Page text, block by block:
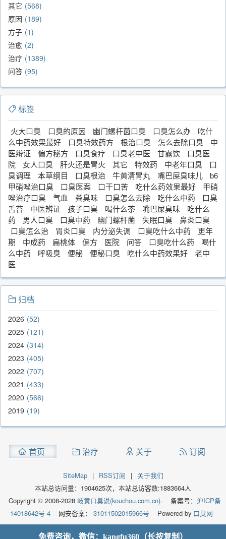
其它 568
原因 189
方子 1
治愈 2
治疗 1389
问答 95
标签
火大口臭 口臭的原因 幽门螺杆菌口臭 口臭怎么办
吃什
么中药效果最好
口臭特效药方 根治口臭 怎么去除口臭
中
医辩证
偏方秘方 口臭食疗 口臭老中医 甘露饮
口臭医
院
女人口臭 肝火还是胃火 其它 特效药 中老年口臭
口
臭调理
本草纲目 口臭根治 牛黄清胃丸 嘴巴屎臭味儿
b6
甲硝唑治口臭
口臭医案 口干口苦 吃什么药效果最好
甲硝
唑治疗口臭
气血 粪臭味 口臭怎么去除 吃什么中药
口臭
舌苔
中医辨证 孩子口臭 喝什么茶 嘴巴屎臭味
吃什么
药
男人口臭 口臭中药 幽门螺杆菌 失眠口臭
鼻炎口臭
口臭怎么治
胃炎口臭 内分泌失调 口臭吃什么中药
更年
期
中成药 扁桃体 偏方 医院 问答 口臭吃什么药
喝什
么中药
呼吸臭 便秘 便秘口臭 吃什么中药效果好
老中
医
归档
2026 52
2025 121
2024 314
2023 405
2022 707
2021
433
2020 566
2019 19
首页 治疗 关于 订阅
SiteMap | RSS订阅 |
关于我们
本站总访问量： 1904625次，本站总访客数:1883664人
Copyright © 2008-2028 岐黄口臭说(kouchou.com.cn). 备案号： 沪ICP备
14018642号-4
网安备案： 31011502015966号 Powered by 口臭网
免费咨询，微信：kangfu360（长按复制）